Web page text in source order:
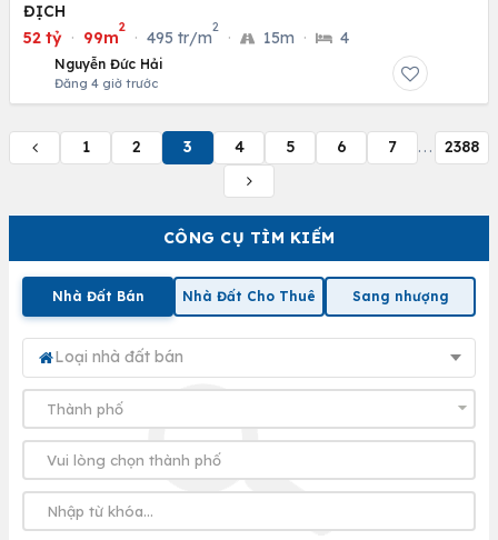
CÔNG CỤ TÌM KIẾM
Nhà Đất Bán Nhà Đất Cho Thuê Sang nhượng
Loại nhà đất bán
ĐỊCH
52 tỷ · 99m
2
· 495 tr/m
2
· 15m · 4
Nguyễn Đức Hải
Đăng 4 giờ trước
1 2 3 4 5 6 7 ... 2388